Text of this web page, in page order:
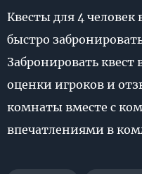
Квесты для 4
быстро
Забронировать квест
оценки игроков и
комнаты вместе с
впечатлениями в